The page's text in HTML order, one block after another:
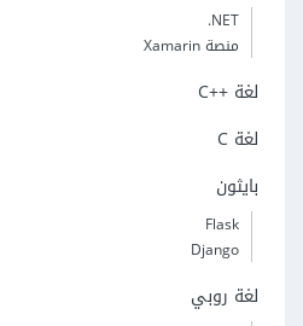
‎.NET
منصة Xamarin
لغة C++‎
لغة C
بايثون
Flask
Django
لغة روبي